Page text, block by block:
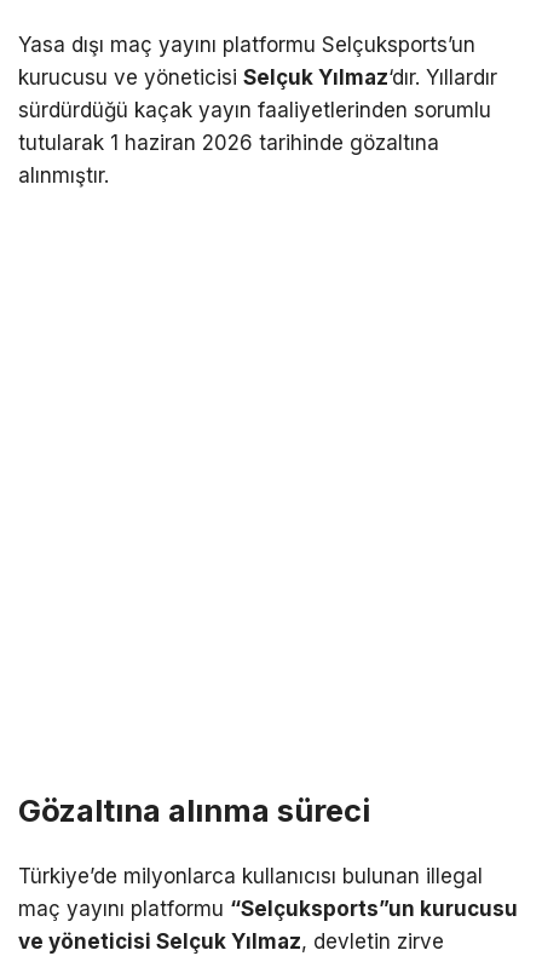
Yasa dışı maç yayını platformu Selçuksports’un
kurucusu ve yöneticisi Selçuk Yılmaz‘dır. Yıllardır
sürdürdüğü kaçak yayın faaliyetlerinden sorumlu
tutularak 1 haziran 2026 tarihinde gözaltına
alınmıştır.
Gözaltına alınma süreci
Türkiye’de milyonlarca kullanıcısı bulunan illegal
maç yayını platformu “Selçuksports”un kurucusu
ve yöneticisi Selçuk Yılmaz, devletin zirve